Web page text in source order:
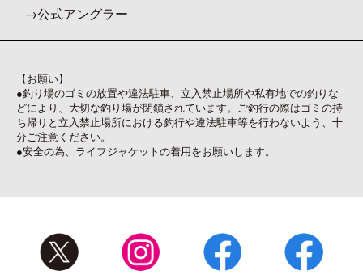
公式アングラー
【お願い】
●釣り場のゴミの放置や違法駐車、立入禁止場所や私有地での釣りな
どにより、大切な釣り場が閉鎖されています。ご釣行の際はゴミの持
ち帰りと立入禁止場所における釣行や違法駐車等を行わないよう、十
分ご注意ください。
●安全の為、ライフジャケットの着用をお願いします。